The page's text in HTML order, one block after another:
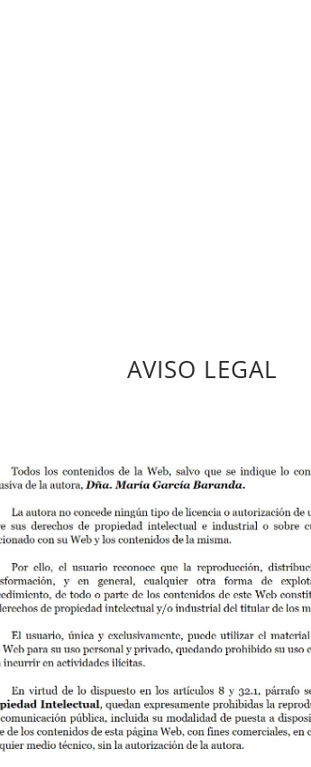
AVISO LEGAL